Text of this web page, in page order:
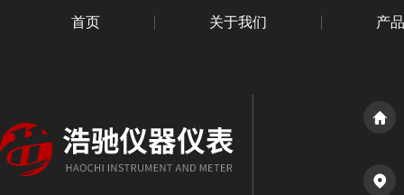
首页 关于我们 产